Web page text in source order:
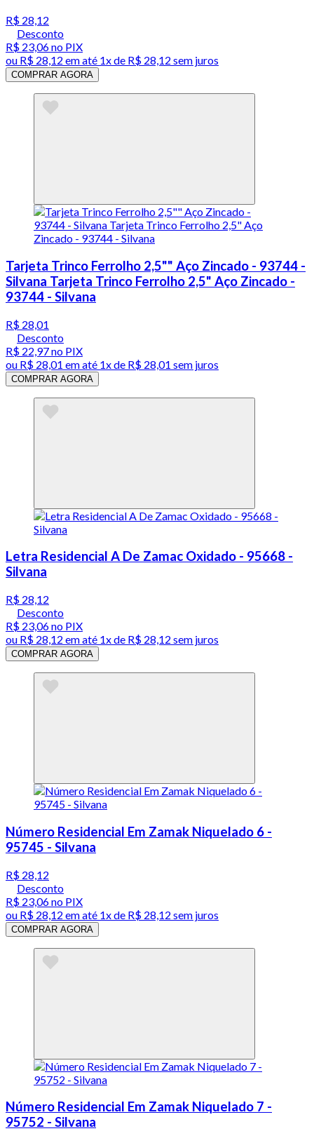
R$ 28,12
Desconto
R$ 23,06no PIX
ou R$ 28,12 em até 1x de R$ 28,12 sem juros
COMPRAR AGORA
Tarjeta Trinco Ferrolho 2,5"" Aço Zincado - 93744 -
Silvana Tarjeta Trinco Ferrolho 2,5" Aço Zincado -
93744 - Silvana
R$ 28,01
Desconto
R$ 22,97no PIX
ou R$ 28,01 em até 1x de R$ 28,01 sem juros
COMPRAR AGORA
Letra Residencial A De Zamac Oxidado - 95668 -
Silvana
R$ 28,12
Desconto
R$ 23,06no PIX
ou R$ 28,12 em até 1x de R$ 28,12 sem juros
COMPRAR AGORA
Número Residencial Em Zamak Niquelado 6 -
95745 - Silvana
R$ 28,12
Desconto
R$ 23,06no PIX
ou R$ 28,12 em até 1x de R$ 28,12 sem juros
COMPRAR AGORA
Número Residencial Em Zamak Niquelado 7 -
95752 - Silvana